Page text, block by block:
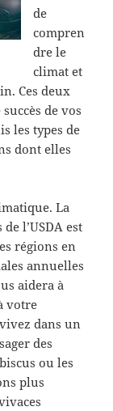
de
compren
dre le
climat et
Ces deux
de vos
les types de
dont elles
La
l’USDA est
régions en
annuelles
aidera à
votre
dans un
des
ou les
plus